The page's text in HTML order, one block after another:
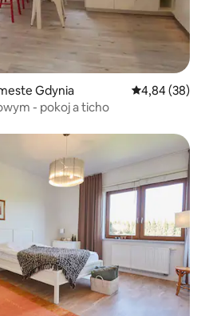
Gdynia Priemerné
4,84 (38)
- pokoj a ticho